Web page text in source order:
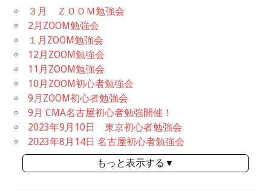
３月 ＺＯＯＭ勉強会
2月ZOOM勉強会
１月ZOOM勉強会
12月ZOOM勉強会
11月ZOOM勉強会
10月ZOOM初心者勉強会
9月ZOOM初心者勉強会
9月 CMA名古屋初心者勉強開催！
2023年9月10日 東京初心者勉強会
2023年8月14日 名古屋初心者勉強会
もっと表示する▼